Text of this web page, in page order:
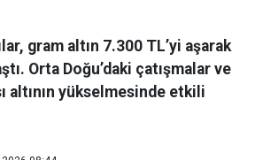
gram altın 7.300 TL’yi aşarak
Orta Doğu’daki çatışmalar ve
altının yükselmesinde etkili